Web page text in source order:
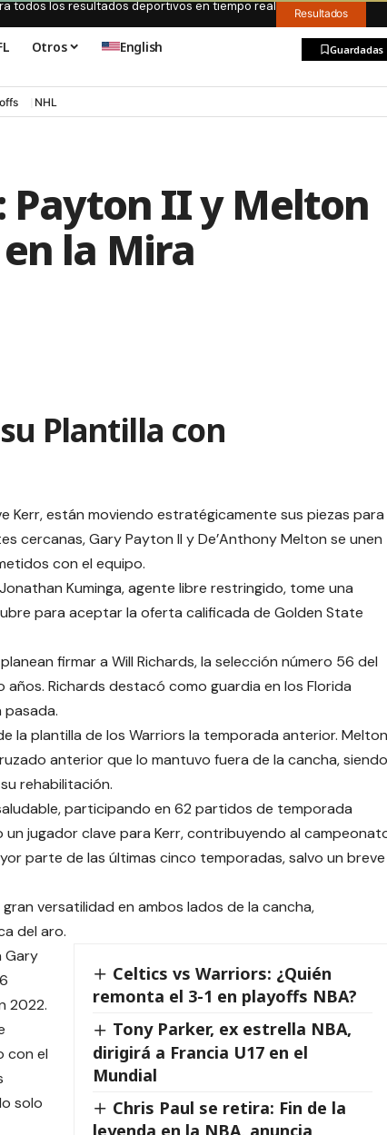
todos los resultados deportivos en tiempo real Resultados
Otros English Guardadas
NHL
Payton II y Melton
la Mira
Plantilla con
Kerr, están moviendo estratégicamente sus piezas para
cercanas, Gary Payton II y De’Anthony Melton se unen
con el equipo.
Kuminga, agente libre restringido, tome una
para aceptar la oferta calificada de Golden State
firmar a Will Richards, la selección número 56 del
Richards destacó como guardia en los Florida
la plantilla de los Warriors la temporada anterior.
anterior que lo mantuvo fuera de la cancha, siendo
rehabilitación.
participando en 62 partidos de temporada
un jugador clave para Kerr, contribuyendo al
parte de las últimas cinco temporadas, salvo un breve
versatilidad en ambos lados de la cancha,
del aro.
Celtics vs Warriors: ¿Quién
remonta el 3-1 en playoffs NBA?
Tony Parker, ex estrella NBA,
dirigirá a Francia U17 en el
Mundial
Chris Paul se retira: Fin de la
Gary
2022.
con el
solo